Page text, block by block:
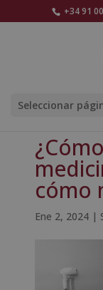
+34 91
Seleccionar
cómo
Ene 2, 2024|